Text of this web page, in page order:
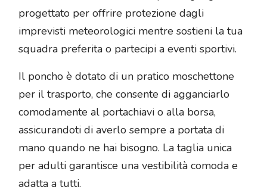
progettato per offrire protezione dagli
imprevisti meteorologici mentre sostieni la tua
squadra preferita o partecipi a eventi sportivi.
Il poncho è dotato di un pratico moschettone
per il trasporto, che consente di agganciarlo
comodamente al portachiavi o alla borsa,
assicurandoti di averlo sempre a portata di
mano quando ne hai bisogno. La taglia unica
per adulti garantisce una vestibilità comoda e
adatta a tutti.